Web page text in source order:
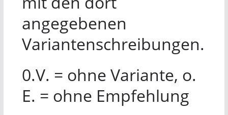
angegebenen
Variantenschreibungen.
0.V. = ohne Variante, o.
E. = ohne Empfehlung